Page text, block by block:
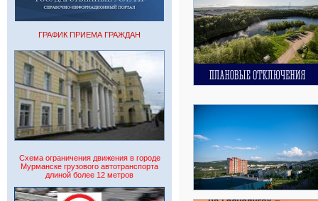
ГРАФИК ПРИЕМА ГРАЖДАН
Схема ограничения движения в городе
Мурманске грузового автотранспорта
длиной более 12 метров